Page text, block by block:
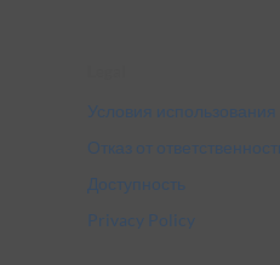
Условия использования
Отказ от ответственности
Доступность
Privacy Policy